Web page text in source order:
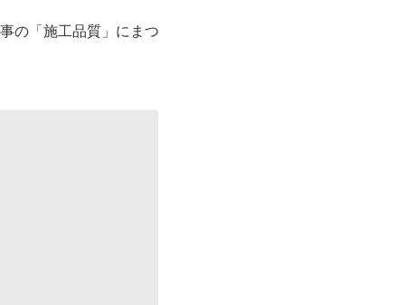
の「施工品質」にまつ